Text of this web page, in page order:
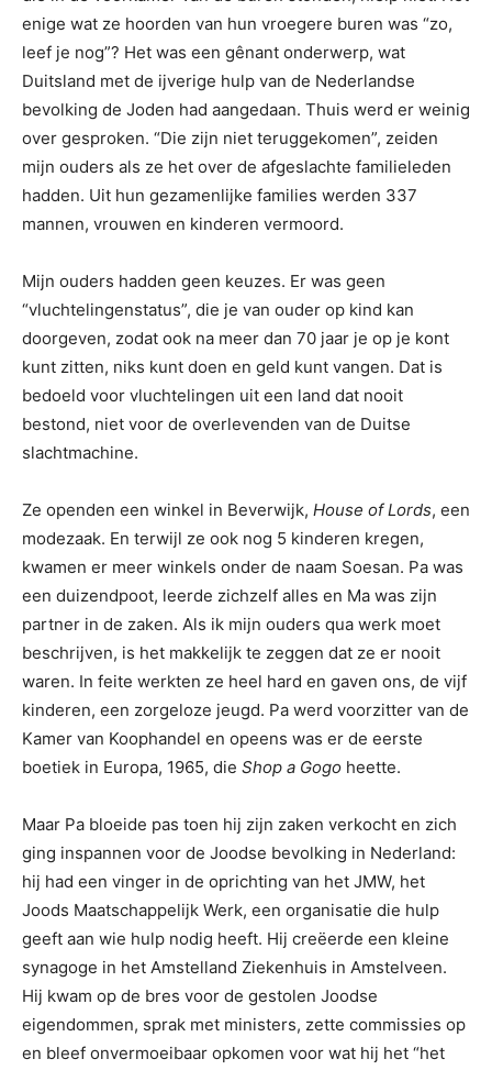
enige wat ze hoorden van hun vroegere buren was “zo,
leef je nog”? Het was een gênant onderwerp, wat
Duitsland met de ijverige hulp van de Nederlandse
bevolking de Joden had aangedaan. Thuis werd er weinig
over gesproken. “Die zijn niet teruggekomen”, zeiden
mijn ouders als ze het over de afgeslachte familieleden
hadden. Uit hun gezamenlijke families werden 337
mannen, vrouwen en kinderen vermoord.
Mijn ouders hadden geen keuzes. Er was geen
“vluchtelingenstatus”, die je van ouder op kind kan
doorgeven, zodat ook na meer dan 70 jaar je op je kont
kunt zitten, niks kunt doen en geld kunt vangen. Dat is
bedoeld voor vluchtelingen uit een land dat nooit
bestond, niet voor de overlevenden van de Duitse
slachtmachine.
Ze openden een winkel in Beverwijk, House of Lords, een
modezaak. En terwijl ze ook nog 5 kinderen kregen,
kwamen er meer winkels onder de naam Soesan. Pa was
een duizendpoot, leerde zichzelf alles en Ma was zijn
partner in de zaken. Als ik mijn ouders qua werk moet
beschrijven, is het makkelijk te zeggen dat ze er nooit
waren. In feite werkten ze heel hard en gaven ons, de vijf
kinderen, een zorgeloze jeugd. Pa werd voorzitter van de
Kamer van Koophandel en opeens was er de eerste
boetiek in Europa, 1965, die Shop a Gogo heette.
Maar Pa bloeide pas toen hij zijn zaken verkocht en zich
ging inspannen voor de Joodse bevolking in Nederland:
hij had een vinger in de oprichting van het JMW, het
Joods Maatschappelijk Werk, een organisatie die hulp
geeft aan wie hulp nodig heeft. Hij creëerde een kleine
synagoge in het Amstelland Ziekenhuis in Amstelveen.
Hij kwam op de bres voor de gestolen Joodse
eigendommen, sprak met ministers, zette commissies op
en bleef onvermoeibaar opkomen voor wat hij het “het